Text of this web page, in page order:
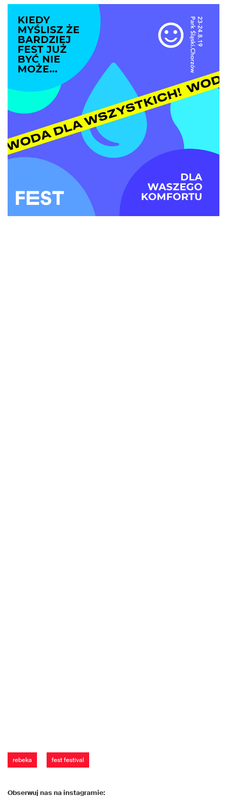
rebeka fest festival
Obserwuj nas na instagramie: